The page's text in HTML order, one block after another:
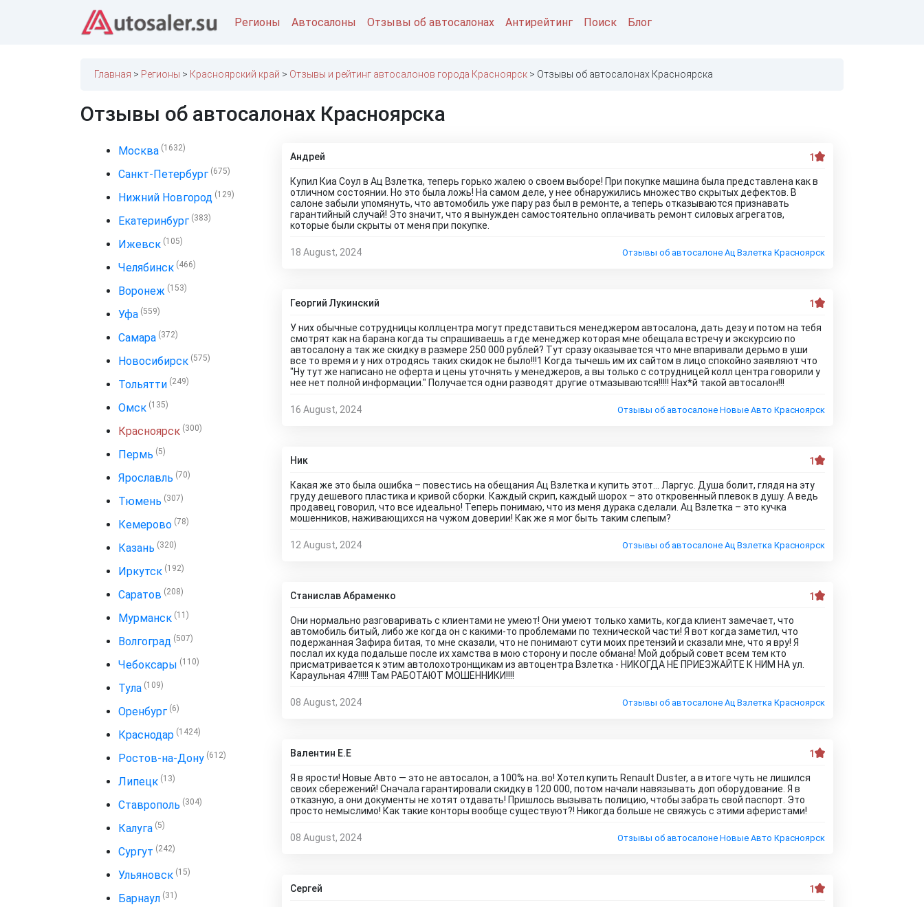
Регионы Автосалоны Отзывы об автосалонах Антирейтинг Поиск Блог
Главная Регионы Красноярский край Отзывы и рейтинг автосалонов города Красноярск Отзывы об автосалонах Красноярска
Отзывы об автосалонах Красноярска
Андрей 1
Купил Киа Соул в Ац Взлетка, теперь горько жалею о своем выборе! При покупке машина была представлена как в
отличном состоянии. Но это была ложь! На самом деле, у нее обнаружились множество скрытых дефектов. В
салоне забыли упомянуть, что автомобиль уже пару раз был в ремонте, а теперь отказываются признавать
гарантийный случай! Это значит, что я вынужден самостоятельно оплачивать ремонт силовых агрегатов,
которые были скрыты от меня при покупке.
18 August, 2024 Отзывы об автосалоне Ац Взлетка Красноярск
Георгий Лукинский 1
У них обычные сотрудницы коллцентра могут представиться менеджером автосалона, дать дезу и потом на тебя
смотрят как на барана когда ты спрашиваешь а где менеджер которая мне обещала встречу и экскурсию по
автосалону а так же скидку в размере 250 000 рублей? Тут сразу оказывается что мне впаривали дерьмо в уши
все то время и у них отродясь таких скидок не было!!!1 Когда тычешь им их сайтом в лицо спокойно заявляют что
"Ну тут же написано не оферта и цены уточнять у менеджеров, а вы только с сотрудницей колл центра говорили у
нее нет полной информации." Получается одни разводят другие отмазываются!!!!! Нах*й такой автосалон!!!
16 August, 2024 Отзывы об автосалоне Новые Авто Красноярск
Ник 1
Какая же это была ошибка – повестись на обещания Ац Взлетка и купить этот… Ларгус. Душа болит, глядя на эту
груду дешевого пластика и кривой сборки. Каждый скрип, каждый шорох – это откровенный плевок в душу. А ведь
продавец говорил, что все идеально! Теперь понимаю, что из меня дурака сделали. Ац Взлетка – это кучка
мошенников, наживающихся на чужом доверии! Как же я мог быть таким слепым?
12 August, 2024 Отзывы об автосалоне Ац Взлетка Красноярск
Станислав Абраменко 1
Они нормально разговаривать с клиентами не умеют! Они умеют только хамить, когда клиент замечает, что
автомобиль битый, либо же когда он с какими-то проблемами по технической части! Я вот когда заметил, что
подержанная Зафира битая, то мне сказали, что не понимают сути моих претензий и сказали мне, что я вру! Я
послал их куда подальше после их хамства в мою сторону и после обмана! Мой добрый совет всем тем кто
присматривается к этим автолохотронщикам из автоцентра Взлетка - НИКОГДА НЕ ПРИЕЗЖАЙТЕ К НИМ НА ул.
Караульная 47!!!!! Там РАБОТАЮТ МОШЕННИКИ!!!!
08 August, 2024 Отзывы об автосалоне Ац Взлетка Красноярск
Валентин Е.Е 1
Я в ярости! Новые Авто — это не автосалон, а 100% на..во! Хотел купить Renault Duster, а в итоге чуть не лишился
своих сбережений! Сначала гарантировали скидку в 120 000, потом начали навязывать доп оборудование. Я в
отказную, а они документы не хотят отдавать! Пришлось вызывать полицию, чтобы забрать свой паспорт. Это
просто немыслимо! Как такие конторы вообще существуют?! Никогда больше не свяжусь с этими аферистами!
08 August, 2024 Отзывы об автосалоне Новые Авто Красноярск
Сергей 1
Москва (1632)
Санкт-Петербург (675)
Нижний Новгород (129)
Екатеринбург (383)
Ижевск (105)
Челябинск (466)
Воронеж (153)
Уфа (559)
Самара (372)
Новосибирск (575)
Тольятти (249)
Омск (135)
Красноярск (300)
Пермь (5)
Ярославль (70)
Тюмень (307)
Кемерово (78)
Казань (320)
Иркутск (192)
Саратов (208)
Мурманск (11)
Волгоград (507)
Чебоксары (110)
Тула (109)
Оренбург (6)
Краснодар (1424)
Ростов-на-Дону (612)
Липецк (13)
Ставрополь (304)
Калуга (5)
Сургут (242)
Ульяновск (15)
Барнаул (31)